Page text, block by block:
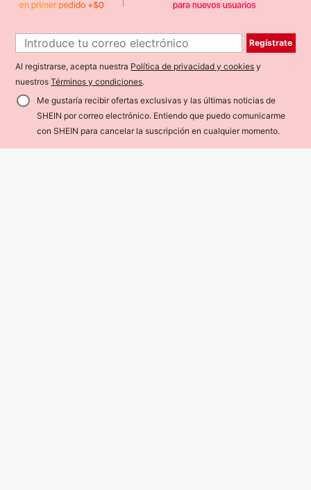
¡40% DE DESCUENTO! AÑADIR A LA BOLSA
Regístrate
Al registrarse, acepta nuestra Política de privacidad y cookies y
nuestrosTérminos y condiciones.
Me gustaría recibir ofertas exclusivas y las últimas noticias de
SHEIN por correo electrónico. Entiendo que puedo comunicarme
con SHEIN para cancelar la suscripción en cualquier momento.